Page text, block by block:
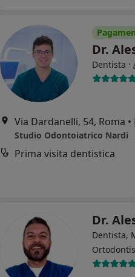
Dr.
Dentista ·
Via Dardanelli, 54, Roma •
Studio Odontoiatrico Nardi
Prima visita dentistica
Dr.
Dentista,